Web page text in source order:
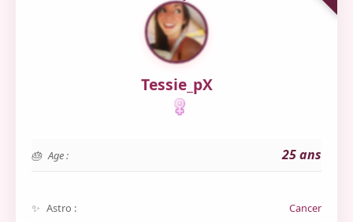
Tessie_pX
Age : 25 ans
Astro : Cancer